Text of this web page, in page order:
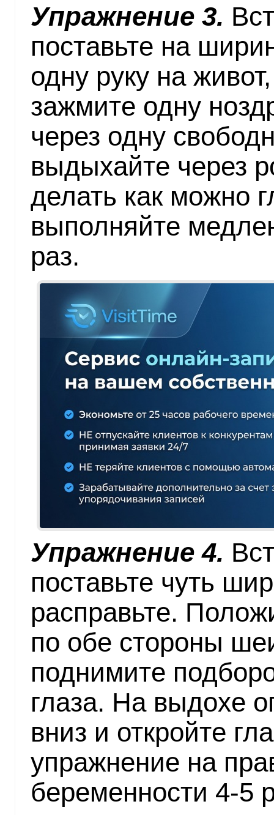
Упражнение 3.
поставьте на
одну руку на
зажмите одну
через одну
выдыхайте через
делать как можно
выполняйте
раз.
Упражнение 4.
поставьте чуть
расправьте.
по обе стороны
поднимите
глаза. На выдохе
вниз и откройте
упражнение на
беременности 4-5